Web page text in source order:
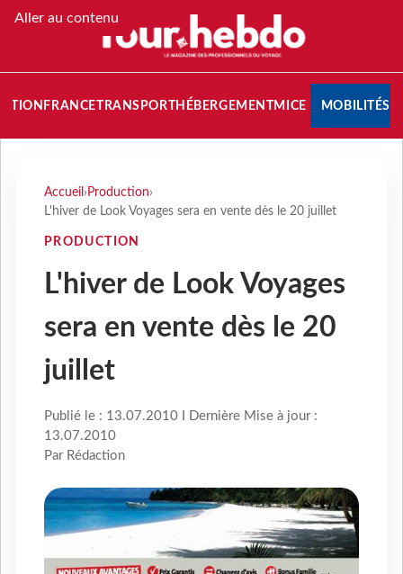
Aller au contenu
FRANCETRANSPORT HÉBERGEMENTMICE MOBILITÉS
Accueil › Production›
L'hiver de Look Voyages sera en vente dès le 20 juillet
PRODUCTION
L'hiver de Look Voyages
sera en vente dès le 20
juillet
Publié le : 13.07.2010 I Dernière Mise à jour :
13.07.2010
Par Rédaction